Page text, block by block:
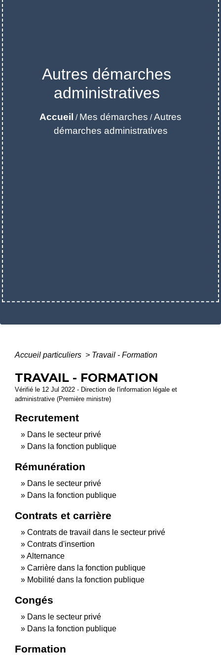
Autres démarches
administratives
Accueil / Mes démarches / Autres
démarches administratives
Accueil particuliers > Travail - Formation
TRAVAIL - FORMATION
Vérifié le 12 Jul 2022 - Direction de l'information légale et
administrative (Première ministre)
Recrutement
Dans le secteur privé
Dans la fonction publique
Rémunération
Dans le secteur privé
Dans la fonction publique
Contrats et carrière
Contrats de travail dans le secteur privé
Contrats d'insertion
Alternance
Carrière dans la fonction publique
Mobilité dans la fonction publique
Congés
Dans le secteur privé
Dans la fonction publique
Formation